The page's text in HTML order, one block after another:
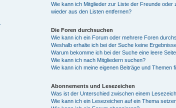
Wie kann ich Mitglieder zur Liste der Freunde
wieder aus den Listen entfernen?
Die Foren durchsuchen
Wie kann ich ein Forum oder mehrere Foren
Weshalb erhalte ich bei der Suche keine
Warum bekomme ich bei der Suche eine leere
Wie kann ich nach Mitgliedern suchen?
Wie kann ich meine eigenen Beiträge und Themen
Abonnements und Lesezeichen
Was ist der Unterschied zwischen einem
Wie kann ich ein Lesezeichen auf ein Thema